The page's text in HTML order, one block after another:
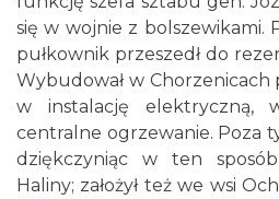
się w wojnie z bolszewikami.
pułkownik przeszedł do
Wybudował w Chorzenicach
w instalację elektryczną,
centralne ogrzewanie. Poza
dziękczyniąc w ten
Haliny; założył też we wsi